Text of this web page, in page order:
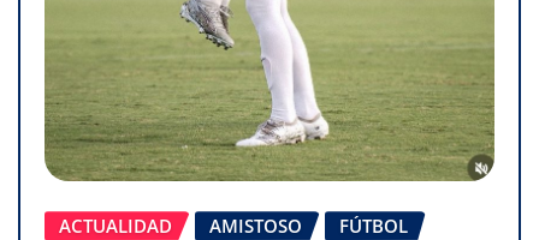
ACTUALIDAD AMISTOSO
FÚTBOL